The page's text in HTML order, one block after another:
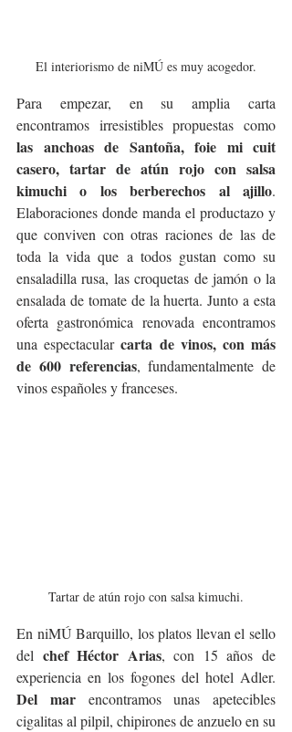
El interiorismo de niMÚ es muy acogedor.
Para empezar, en su amplia carta
las anchoas de Santoña, foie mi cuit
casero, tartar de atún rojo con salsa
kimuchi o los berberechos al ajillo.
Elaboraciones donde manda el productazo y
que conviven con otras raciones de las de
toda la vida que a todos gustan como su
ensaladilla rusa, las croquetas de jamón o la
ensalada de tomate de la huerta. Junto a esta
oferta gastronómica renovada encontramos
una espectacular carta de vinos, con más
de 600 referencias, fundamentalmente de
vinos españoles y franceses.
Tartar de atún rojo con salsa kimuchi.
En niMÚ Barquillo, los platos llevan el sello
del chef Héctor Arias, con 15 años de
Del mar encontramos unas apetecibles
cigalitas al pilpil, chipirones de anzuelo en su